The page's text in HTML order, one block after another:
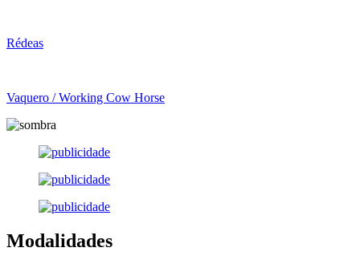
Rédeas
Vaquero / Working Cow Horse
Modalidades